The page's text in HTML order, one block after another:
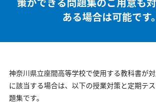
ある場合は可能です。
神奈川県立座間高等学校で使用する教科書が
に該当する場合は、以下の授業対策と定期テ
題集です。